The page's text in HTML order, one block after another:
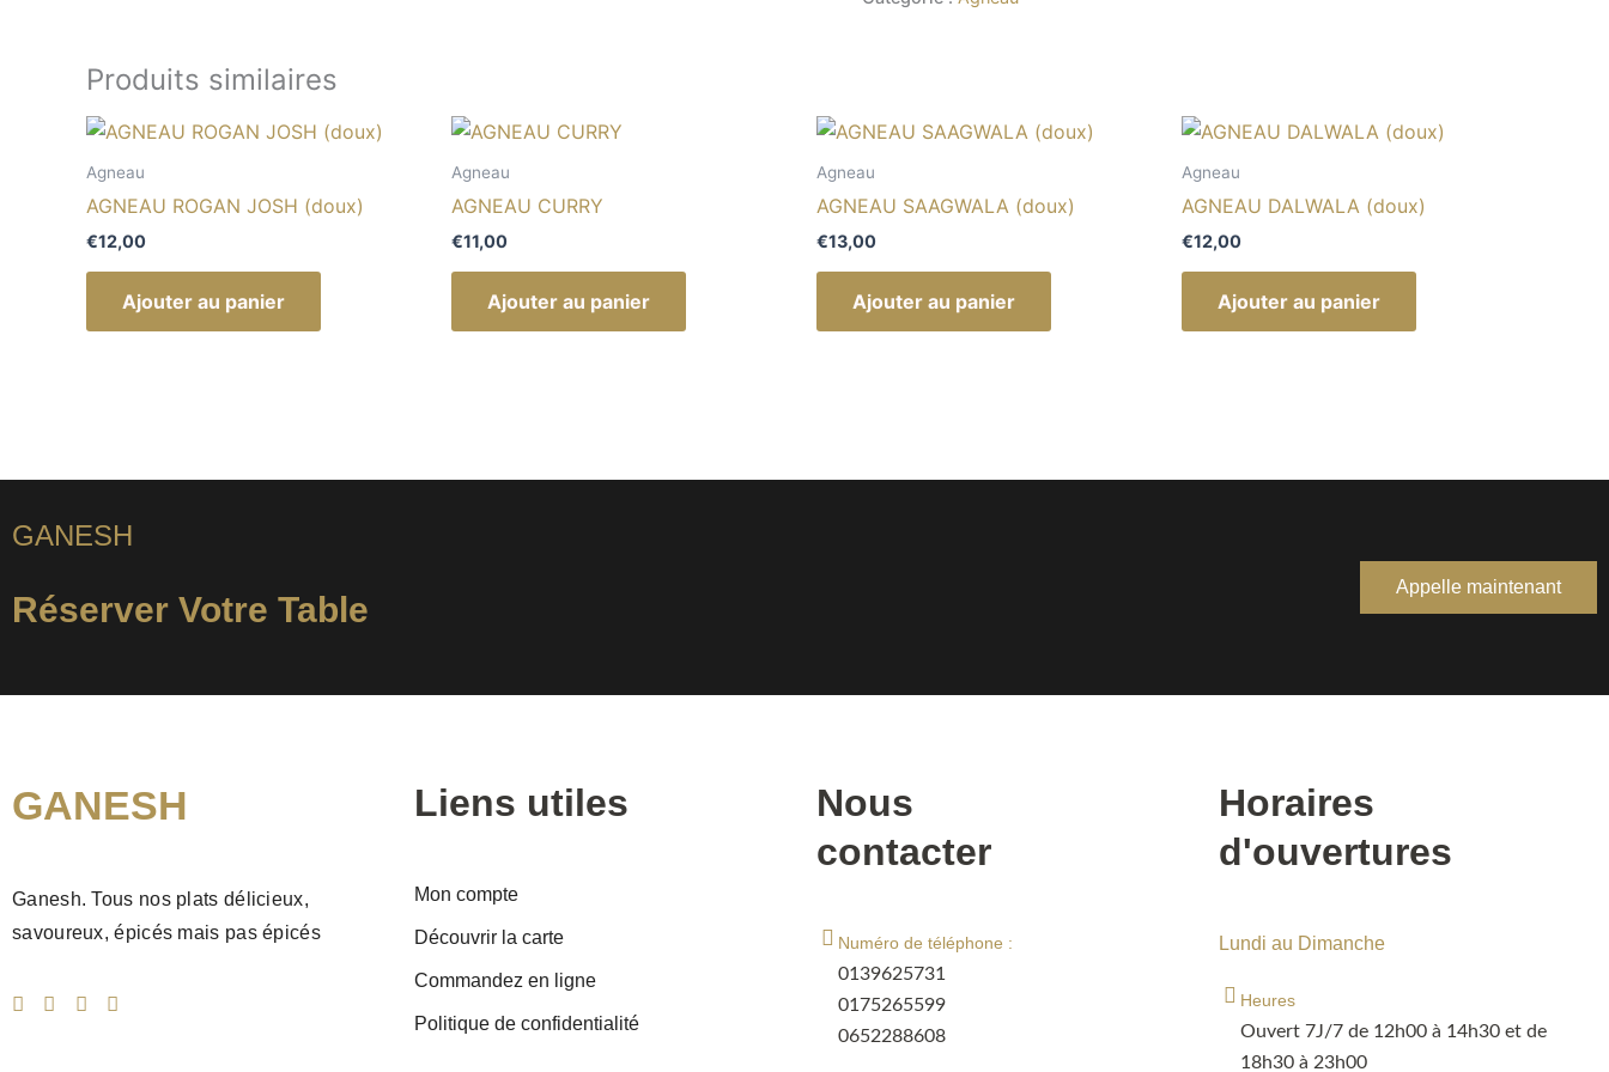
Produits similaires
Agneau
AGNEAU ROGAN JOSH (doux)
€12,00
Ajouter au panier
Agneau
AGNEAU CURRY
€11,00
Ajouter au panier
Agneau
AGNEAU SAAGWALA (doux)
€13,00
Ajouter au panier
Agneau
AGNEAU DALWALA (doux)
€12,00
Ajouter au panier
GANESH
Réserver Votre Table
Appelle maintenant
GANESH
Ganesh. Tous nos plats délicieux,
savoureux, épicés mais pas épicés
Liens utiles
Mon compte
Découvrir la carte
Commandez en ligne
Politique de confidentialité
Nous
contacter
Numéro de téléphone :
0139625731
0175265599
0652288608
Horaires
d'ouvertures
Lundi au Dimanche
Heures
Ouvert 7J/7 de 12h00 à 14h30 et de
18h30 à 23h00